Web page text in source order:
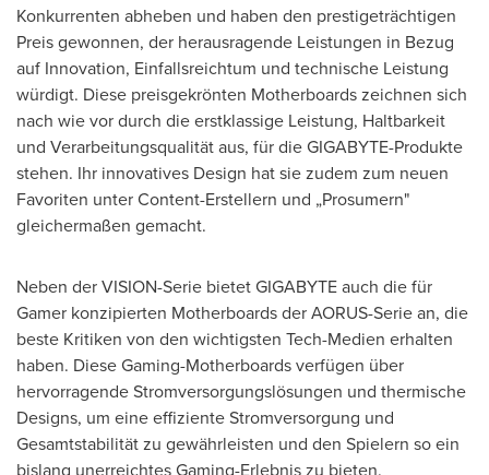
Konkurrenten abheben und haben den prestigeträchtigen
Preis gewonnen, der herausragende Leistungen in Bezug
auf Innovation, Einfallsreichtum und technische Leistung
würdigt. Diese preisgekrönten Motherboards zeichnen sich
nach wie vor durch die erstklassige Leistung, Haltbarkeit
und Verarbeitungsqualität aus, für die GIGABYTE-Produkte
stehen. Ihr innovatives Design hat sie zudem zum neuen
Favoriten unter Content-Erstellern und „Prosumern"
gleichermaßen gemacht.
Neben der VISION-Serie bietet GIGABYTE auch die für
Gamer konzipierten Motherboards der AORUS-Serie an, die
beste Kritiken von den wichtigsten Tech-Medien erhalten
haben. Diese Gaming-Motherboards verfügen über
hervorragende Stromversorgungslösungen und thermische
Designs, um eine effiziente Stromversorgung und
Gesamtstabilität zu gewährleisten und den Spielern so ein
bislang unerreichtes Gaming-Erlebnis zu bieten.